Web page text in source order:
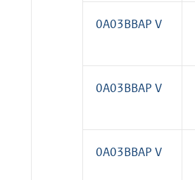
0A03BBAP V
0A03BBAP V
0A03BBAP V